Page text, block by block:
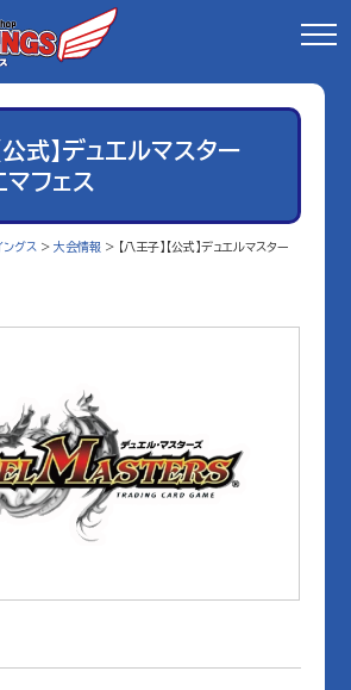
公式】デュエルマスター
フェス
ングス >大会情報 > 【八王子】【公式】デュエルマスター